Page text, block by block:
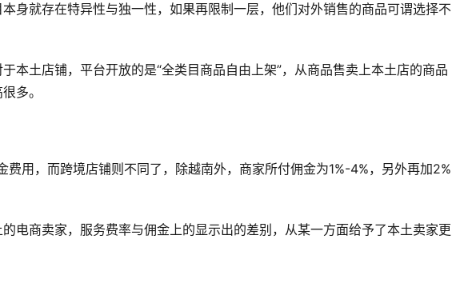
身就存在特异性与独一性，如果再限制一层，他们对外销售的商品可谓选择不
本土店铺，平台开放的是“全类目商品自由上架”，从商品售卖上本土店的商品
多。
用，而跨境店铺则不同了，除越南外，商家所付佣金为1%-4%，另外再加2%
电商卖家，服务费率与佣金上的显示出的差别，从某一方面给予了本土卖家更